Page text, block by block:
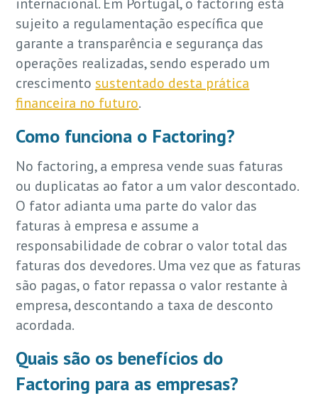
sujeito a regulamentação específica que
garante a transparência e segurança das
operações realizadas, sendo esperado um
crescimentosustentado desta prática
financeira no futuro.
Como funciona o Factoring?
No factoring, a empresa vende suas faturas
ou duplicatas ao fator a um valor descontado.
O fator adianta uma parte do valor das
faturas à empresa e assume a
responsabilidade de cobrar o valor total das
faturas dos devedores. Uma vez que as faturas
são pagas, o fator repassa o valor restante à
empresa, descontando a taxa de desconto
acordada.
Quais são os benefícios do
Factoring para as empresas?